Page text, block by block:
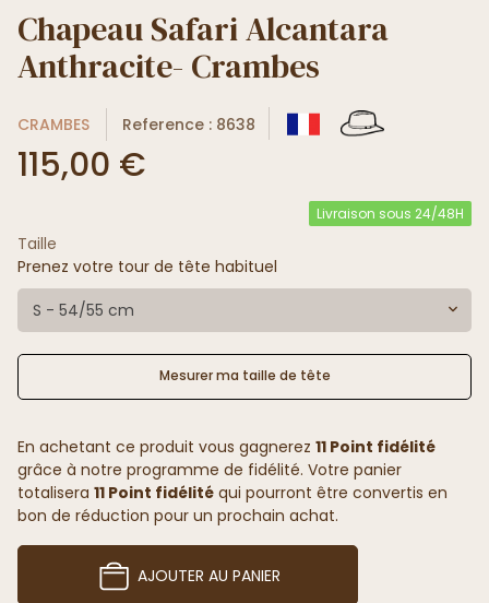
Chapeau Safari Alcantara
Anthracite- Crambes
CRAMBES Reference : 8638
115,00 €
Livraison sous 24/48H
Taille
Prenez votre tour de tête habituel
S - 54/55 cm
Mesurer ma taille de tête
En achetant ce produit vous gagnerez 11 Point fidélité
grâce à notre programme de fidélité. Votre panier
totalisera 11 Point fidélité qui pourront être convertis en
bon de réduction pour un prochain achat.
AJOUTER AU PANIER